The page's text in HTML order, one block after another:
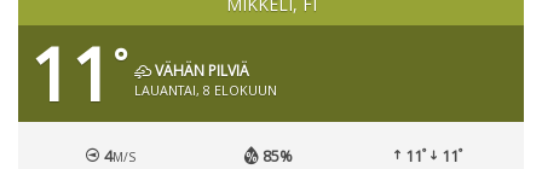
MIKKELI, FI
11 ° VÄHÄN PILVIÄ
LAUANTAI, 8 ELOKUUN
4M/S 85% 11° 11°